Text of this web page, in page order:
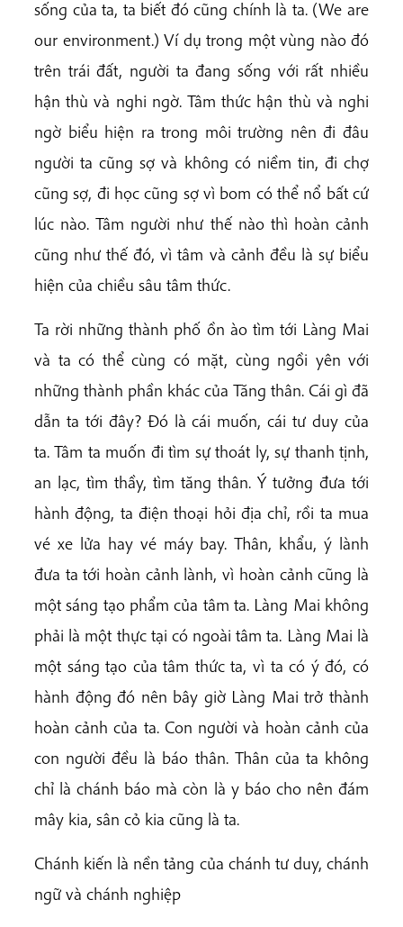
sống của ta, ta biết đó cũng chính là ta. (We are
our environment.) Ví dụ trong một vùng nào đó
trên trái đất, người ta đang sống với rất nhiều
hận thù và nghi ngờ. Tâm thức hận thù và nghi
ngờ biểu hiện ra trong môi trường nên đi đâu
người ta cũng sợ và không có niềm tin, đi chợ
cũng sợ, đi học cũng sợ vì bom có thể nổ bất cứ
lúc nào. Tâm người như thế nào thì hoàn cảnh
cũng như thế đó, vì tâm và cảnh đều là sự biểu
hiện của chiều sâu tâm thức.
Ta rời những thành phố ồn ào tìm tới Làng Mai
và ta có thể cùng có mặt, cùng ngồi yên với
những thành phần khác của Tăng thân. Cái gì đã
dẫn ta tới đây? Đó là cái muốn, cái tư duy của
ta. Tâm ta muốn đi tìm sự thoát ly, sự thanh tịnh,
an lạc, tìm thầy, tìm tăng thân. Ý tưởng đưa tới
hành động, ta điện thoại hỏi địa chỉ, rồi ta mua
vé xe lửa hay vé máy bay. Thân, khẩu, ý lành
đưa ta tới hoàn cảnh lành, vì hoàn cảnh cũng là
một sáng tạo phẩm của tâm ta. Làng Mai không
phải là một thực tại có ngoài tâm ta. Làng Mai là
một sáng tạo của tâm thức ta, vì ta có ý đó, có
hành động đó nên bây giờ Làng Mai trở thành
hoàn cảnh của ta. Con người và hoàn cảnh của
con người đều là báo thân. Thân của ta không
chỉ là chánh báo mà còn là y báo cho nên đám
mây kia, sân cỏ kia cũng là ta.
Chánh kiến là nền tảng của chánh tư duy, chánh
ngữ và chánh nghiệp